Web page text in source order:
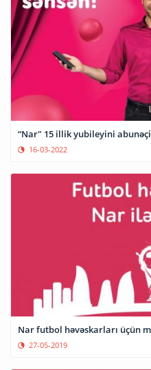
“Nar" 15 illik yubileyini
16-03-2022
Nar futbol həvəskarları üçün
27-05-2019